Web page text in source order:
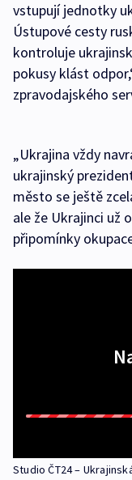
vstupují jednotky
Ústupové cesty
kontroluje
pokusy klást
zpravodajského
„Ukrajina vždy
ukrajinský
město se ještě
ale že Ukrajinci už
připomínky
Studio ČT24 –